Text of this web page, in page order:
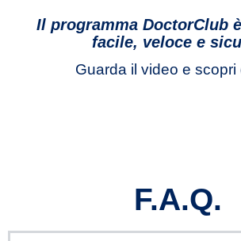
Il programma DoctorClub
facile, veloce e
Guarda il video e scopri
F.A.Q.